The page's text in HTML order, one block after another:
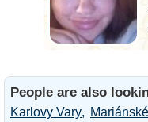
People are also
Karlovy Vary